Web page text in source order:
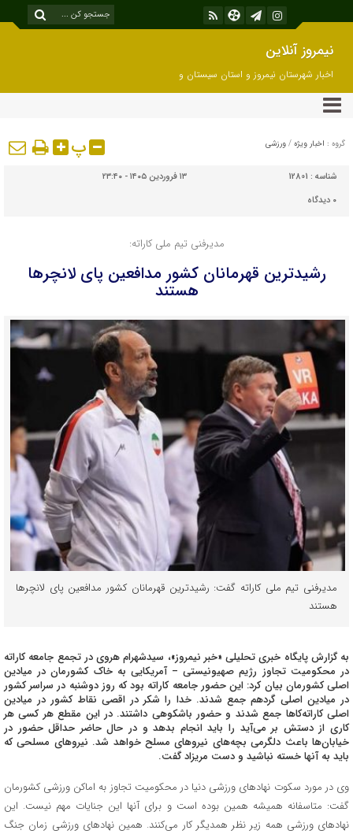
نیمروز آنلاین
اخبار شهرستان نیمروز و استان سیستان و
بلوچستان
گروه : اخبار ویژه / ورزشی پ
شناسه : 12801
۱۳ فروردین ۱۴۰۵ - ۲۳:۴۰
۰ دیدگاه
مدیرفنی تیم ملی کاراته:
رشیدترین قهرمانان کشور مدافعین پای لانچرها
هستند
مدیرفنی تیم ملی کاراته گفت: رشیدترین قهرمانان کشور مدافعین پای لانچرها
هستند
به گزارش پایگاه خبری تحلیلی «خبر نیمروز»، سیدشهرام هروی در تجمع جامعه کاراته
در محکومیت تجاوز رژیم صهیونیستی – آمریکایی به خاک کشورمان در میادین
اصلی کشورمان بیان کرد: این حضور جامعه کاراته بود که روز دوشنبه در سراسر کشور
در میادین اصلی گردهم جمع شدند. خدا را شکر در اقصی نقاط کشور در میادین
اصلی کاراته‌کاها جمع شدند و حضور باشکوهی داشتند. در این مقطع هر کسی هر
کاری از دستش بر می‌آید را باید انجام بدهد و در حال حاضر حداقل حضور در
خیابان‌ها باعث دلگرمی بچه‌های نیروهای مسلح خواهد شد. نیروهای مسلحی که
باید به آنها خسته نباشید و دست مریزاد گفت.
وی در مورد سکوت نهادهای ورزشی دنیا در محکومیت تجاوز به اماکن ورزشی کشورمان
گفت: متاسفانه همیشه همین بوده است و برای آنها این جنایات مهم نیست. این
نهادهای ورزشی همه زیر نظر همدیگر کار می‌کنند. همین نهادهای ورزشی زمان جنگ